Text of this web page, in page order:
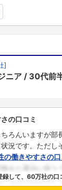
]
ニア 30代前
の口コミ
ろんいますが部
況です。ただし
の働きやすさの
録して、60万社の口